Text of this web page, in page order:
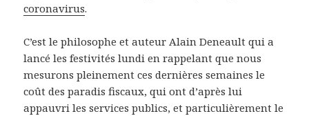
coronavirus.
C’est le philosophe et auteur Alain Deneault qui a
lancé les festivités lundi en rappelant que nous
mesurons pleinement ces dernières semaines le
coût des paradis fiscaux, qui ont d’après lui
appauvri les services publics, et particulièrement le